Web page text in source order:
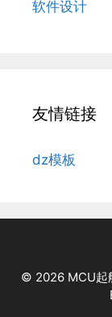
软件设计
友情链接
dz模板
© 2026 MCU起